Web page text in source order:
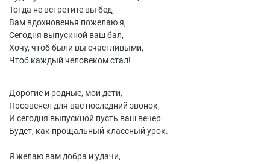
Тогда не встретите вы бед,
Вам вдохновенья пожелаю я,
Сегодня выпускной ваш бал,
Хочу, чтоб были вы счастливыми,
Чтоб каждый человеком стал!
Дорогие и родные, мои дети,
Прозвенел для вас последний звонок,
И сегодня выпускной пусть ваш вечер
Будет, как прощальный классный урок.
Я желаю вам добра и удачи,